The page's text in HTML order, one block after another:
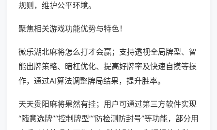
规则，维护公平环境。
聚焦相关游戏功能优势与特色！
微乐湖北麻将怎么打才会赢；支持透视全局牌型、智
能出牌策略、暗杠优化、提高好牌率及快速自摸等操
作，通过AI算法调整牌局结果，提升胜率。
天天贵阳麻将果然有挂；用户可通过第三方软件实现
“随意选牌”“控制牌型”“防检测防封号”等功能，部分用